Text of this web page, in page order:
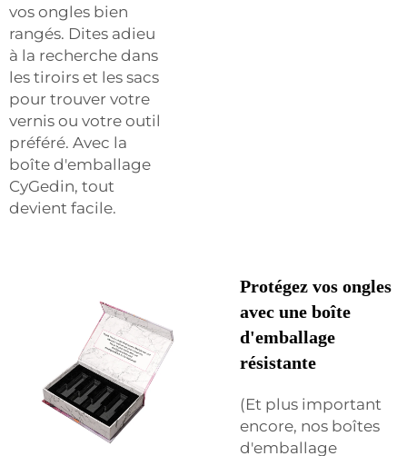
vos ongles bien
rangés. Dites adieu
à la recherche dans
les tiroirs et les sacs
pour trouver votre
vernis ou votre outil
préféré. Avec la
boîte d'emballage
CyGedin, tout
devient facile.
Protégez vos ongles
avec une boîte
d'emballage
résistante
(Et plus important
encore, nos boîtes
d'emballage